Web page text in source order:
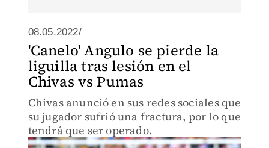
08.05.2022/
'Canelo' Angulo se pierde la
liguilla tras lesión en el
Chivas vs Pumas
Chivas anunció en sus redes sociales que
su jugador sufrió una fractura, por lo que
tendrá que ser operado.